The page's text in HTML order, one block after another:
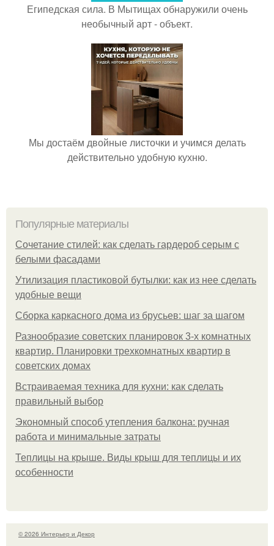
Египедская сила. В Мытищах обнаружили очень
необычный арт - объект.
Мы достаём двойные листочки и учимся делать
действительно удобную кухню.
Популярные материалы
Сочетание стилей: как сделать гардероб серым с
белыми фасадами
Утилизация пластиковой бутылки: как из нее сделать
удобные вещи
Сборка каркасного дома из брусьев: шаг за шагом
Разнообразие советских планировок 3-х комнатных
квартир. Планировки трехкомнатных квартир в
советских домах
Встраиваемая техника для кухни: как сделать
правильный выбор
Экономный способ утепления балкона: ручная
работа и минимальные затраты
Теплицы на крыше. Виды крыш для теплицы и их
особенности
© 2026 Интерьер и Декор